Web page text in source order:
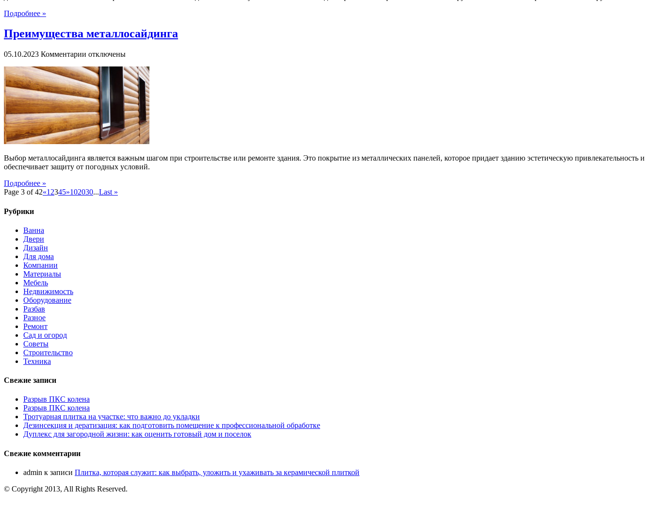
Подробнее »
Преимущества металлосайдинга
05.10.2023 Комментарии к
Преимущества
металлосайдинга
отключены
Выбор металлосайдинга является важным шагом при строительстве или ремонте здания. Это покрытие из металлических панелей, которое придает зданию эстетическую привлекательность и
обеспечивает защиту от погодных условий.
Подробнее »
Page 3 of 42«1 2345»102030...Last »
Рубрики
Ванна
Двери
Дизайн
Для дома
Компании
Материалы
Мебель
Недвижимость
Оборудование
Разбав
Разное
Ремонт
Сад и огород
Советы
Строительство
Техника
Свежие записи
Разрыв ПКС колена
Разрыв ПКС колена
Тротуарная плитка на участке: что важно до укладки
Дезинсекция и дератизация: как подготовить помещение к профессиональной обработке
Дуплекс для загородной жизни: как оценить готовый дом и поселок
Свежие комментарии
admin к записи Плитка, которая служит: как выбрать, уложить и ухаживать за керамической плиткой
© Copyright 2013, All Rights Reserved.